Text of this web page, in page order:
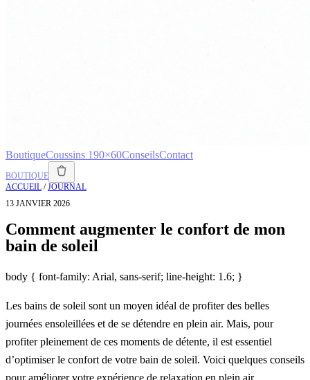
BoutiqueCoussins 190×60ConseilsContact
BOUTIQUE
ACCUEIL /JOURNAL
13 JANVIER 2026
Comment augmenter le confort de mon
bain de soleil
body { font-family: Arial, sans-serif; line-height: 1.6; }
Les bains de soleil sont un moyen idéal de profiter des belles
journées ensoleillées et de se détendre en plein air. Mais, pour
profiter pleinement de ces moments de détente, il est essentiel
d’optimiser le confort de votre bain de soleil. Voici quelques conseils